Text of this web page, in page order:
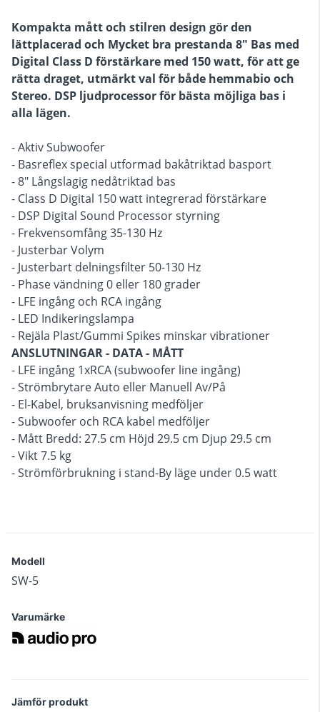
Kompakta mått och stilren design gör den
lättplacerad och Mycket bra prestanda 8" Bas med
Digital Class D förstärkare med 150 watt, för att ge
rätta draget, utmärkt val för både hemmabio och
Stereo. DSP ljudprocessor för bästa möjliga bas i
alla lägen.
- Aktiv Subwoofer
- Basreflex special utformad bakåtriktad basport
- 8" Långslagig nedåtriktad bas
- Class D Digital 150 watt integrerad förstärkare
- DSP Digital Sound Processor styrning
- Frekvensomfång 35-130 Hz
- Justerbar Volym
- Justerbart delningsfilter 50-130 Hz
- Phase vändning 0 eller 180 grader
- LFE ingång och RCA ingång
- LED Indikeringslampa
- Rejäla Plast/Gummi Spikes minskar vibrationer
ANSLUTNINGAR - DATA - MÅTT
- LFE ingång 1xRCA (subwoofer line ingång)
- Strömbrytare Auto eller Manuell Av/På
- El-Kabel, bruksanvisning medföljer
- Subwoofer och RCA kabel medföljer
- Mått Bredd: 27.5 cm Höjd 29.5 cm Djup 29.5 cm
- Vikt 7.5 kg
- Strömförbrukning i stand-By läge under 0.5 watt
Modell
SW-5
Varumärke
Jämför produkt